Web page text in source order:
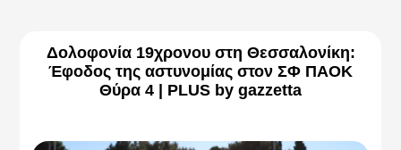
ΟΑΚΑ
– εξαίρεση η χρονιά 2020-21 που λόγω covid ήταν κλειστοί
όλοι οι αθλητικοί χώροι), δηλαδή όσοι είχαν αγοράσει τις
Δολοφονία 19χρονου στη Θεσσαλονίκη:
Έφοδος της αστυνομίας στον ΣΦ ΠΑΟΚ
Θύρα 4 | PLUS by gazzetta